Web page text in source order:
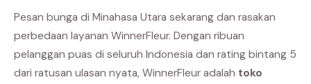
Pesan bunga di Minahasa Utara sekarang dan rasakan
perbedaan layanan WinnerFleur. Dengan ribuan
pelanggan puas di seluruh Indonesia dan rating bintang 5
dari ratusan ulasan nyata, WinnerFleur adalah toko